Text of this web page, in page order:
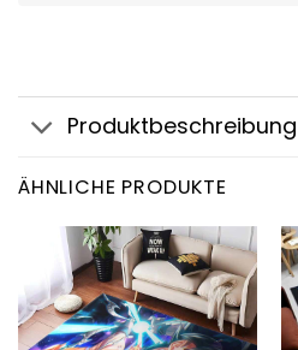
Produktbeschreibung
ÄHNLICHE PRODUKTE